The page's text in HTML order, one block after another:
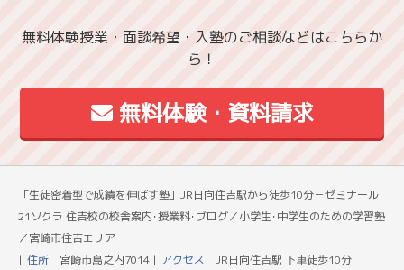
無料体験授業・面談希望・入塾のご相談などはこちらか
ら！
無料体験・資料請求
「生徒密着型で成績を伸ばす塾」JR日向住吉駅から徒歩10分－ゼミナール
21ソクラ 住吉校の校舎案内･授業料･ブログ／小学生･中学生のための学習塾
／宮崎市住吉エリア
住所 宮崎市島之内7014 アクセス JR日向住吉駅 下車徒歩10分